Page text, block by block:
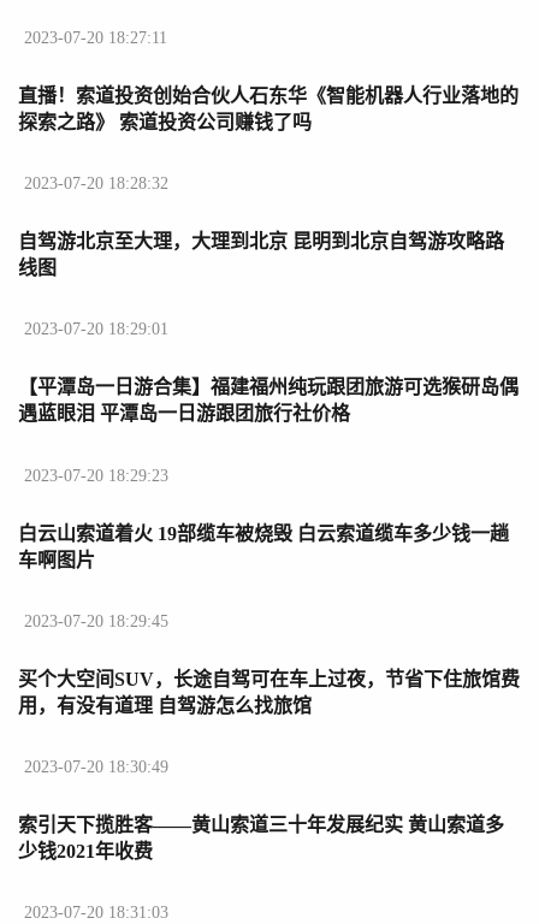
2023-07-20 18:27:11
直播！索道投资创始合伙人石东华《智能机器人行业落地的
探索之路》 索道投资公司赚钱了吗
2023-07-20 18:28:32
自驾游北京至大理，大理到北京 昆明到北京自驾游攻略路
线图
2023-07-20 18:29:01
【平潭岛一日游合集】福建福州纯玩跟团旅游可选猴研岛偶
遇蓝眼泪 平潭岛一日游跟团旅行社价格
2023-07-20 18:29:23
白云山索道着火 19部缆车被烧毁 白云索道缆车多少钱一趟
车啊图片
2023-07-20 18:29:45
买个大空间SUV，长途自驾可在车上过夜，节省下住旅馆费
用，有没有道理 自驾游怎么找旅馆
2023-07-20 18:30:49
索引天下揽胜客——黄山索道三十年发展纪实 黄山索道多
少钱2021年收费
2023-07-20 18:31:03